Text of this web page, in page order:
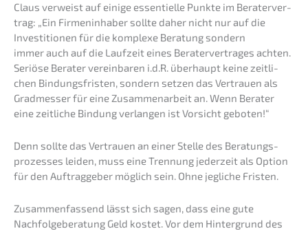
Claus verweist auf einige essen­ti­el­le Punkte im Berater­ver­
trag: „Ein Firmen­in­ha­ber sollte daher nicht nur auf die
Inves­ti­tio­nen für die komple­xe Beratung sondern
immer auch auf die Laufzeit eines Berater­ver­tra­ges achten.
Seriö­se Berater verein­ba­ren i.d.R. überhaupt keine zeitli­
chen Bindungs­fris­ten, sondern setzen das Vertrau­en als
Gradmes­ser für eine Zusam­men­ar­beit an. Wenn Berater
eine zeitli­che Bindung verlan­gen ist Vorsicht geboten!“
Denn sollte das Vertrau­en an einer Stelle des Beratungs­
pro­zes­ses leiden, muss eine Trennung jeder­zeit als Option
für den Auftrag­ge­ber möglich sein. Ohne jegli­che Fristen.
Zusam­men­fas­send lässt sich sagen, dass eine gute
Nachfol­ge­be­ra­tung Geld kostet. Vor dem Hinter­grund des